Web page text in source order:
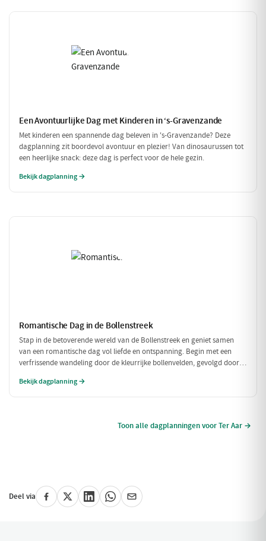
Een Avontuurlijke Dag met Kinderen in ‘s-Gravenzande
Met kinderen een spannende dag beleven in 's-Gravenzande? Deze
dagplanning zit boordevol avontuur en plezier! Van dinosaurussen tot
een heerlijke snack: deze dag is perfect voor de hele gezin.
Bekijk dagplanning →
Romantische Dag in de Bollenstreek
Stap in de betoverende wereld van de Bollenstreek en geniet samen
van een romantische dag vol liefde en ontspanning. Begin met een
verfrissende wandeling door de kleurrijke bollenvelden, gevolgd door
een prachtig uitzicht dat de liefde alleen maar versterkt.
Bekijk dagplanning →
Toon alle dagplanningen voor Ter Aar →
Deel via